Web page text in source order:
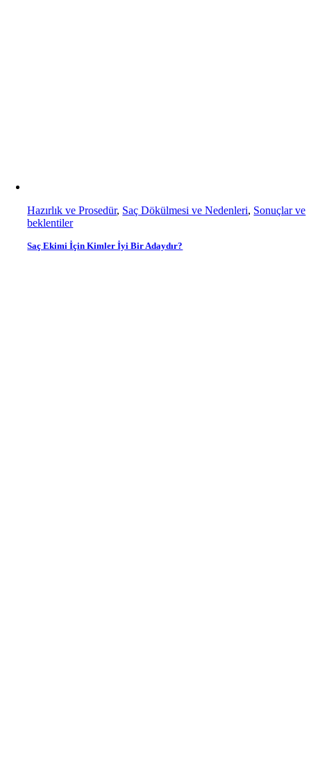
Hazırlık ve Prosedür, Saç Dökülmesi ve Nedenleri, Sonuçlar ve
beklentiler
Saç Ekimi İçin Kimler İyi Bir Adaydır?